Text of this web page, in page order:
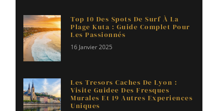
Top 10 Des Spots De Surf À La
Plage Kuta : Guide Complet Pour
Les Passionnés
16 Janvier 2025
Les Tresors Caches De Lyon :
Visite Guidee Des Fresques
Murales Et 19 Autres Experiences
Uniques